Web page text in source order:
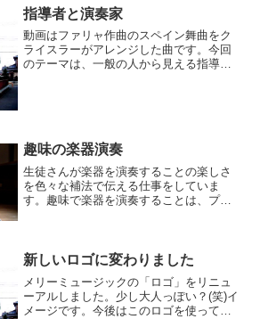
る」と言うのが正しいですね。人によっ
て感じ方は様々ですが「ゆった...
指導者と演奏家
動画はファリャ作曲のスペイン舞曲をク
ライスラーがアレンジした曲です。今回
のテーマは、一般の人から見える指導者
趣味の楽器演奏
生徒さんが楽器を演奏することの楽しさ
を色々な補法で伝える仕事をしていま
す。趣味で楽器を演奏することは、プロ
自身が自分の好きな音楽を好...
新しいロゴに変わりました
メリーミュージックの「ロゴ」をリニュ
ーアルしました。少し大人っぽい？(笑)イ
メージです。今後はこのロゴを使って教